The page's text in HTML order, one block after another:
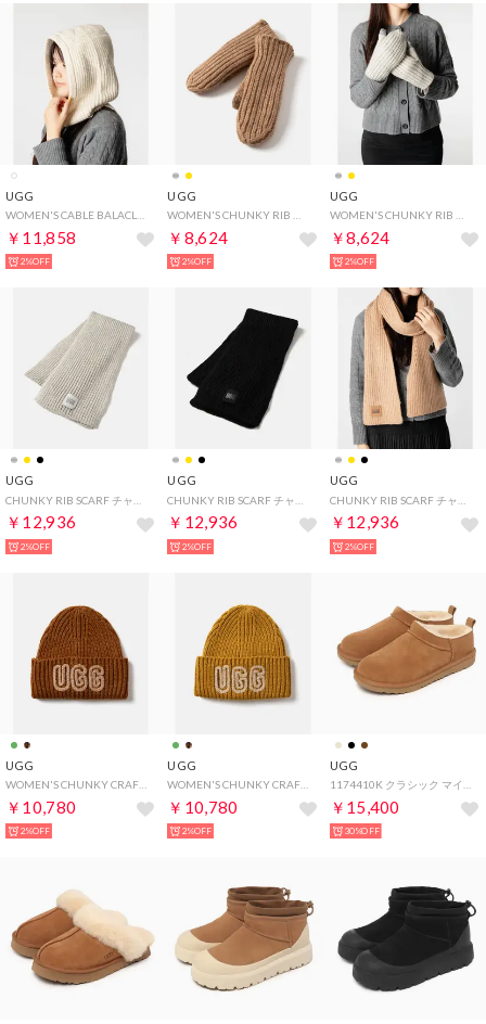
UGG
￥11,858
2%OFF
UGG
￥8,624
2%OFF
UGG
￥8,624
2%OFF
UGG
￥12,936
2%OFF
UGG
￥12,936
2%OFF
UGG
￥12,936
2%OFF
UGG
￥10,780
2%OFF
UGG
￥10,780
2%OFF
UGG
￥15,400
30%OFF